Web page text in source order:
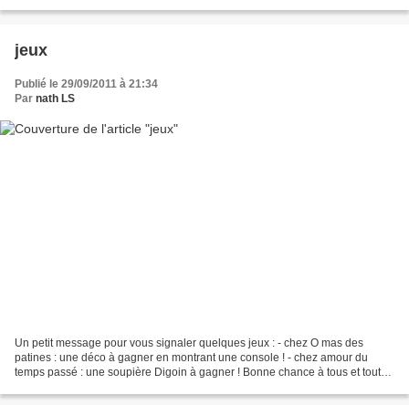
jeux
Publié le 29/09/2011 à 21:34
Par nath LS
Un petit message pour vous signaler quelques jeux : - chez O mas des
patines : une déco à gagner en montrant une console ! - chez amour du
temps passé : une soupière Digoin à gagner ! Bonne chance à tous et toutes